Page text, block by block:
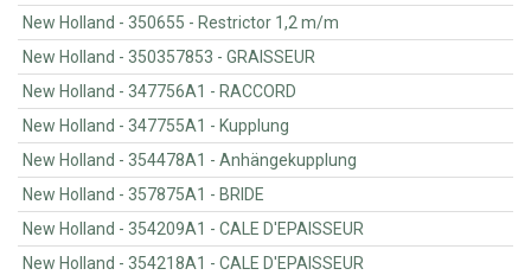
New Holland - 350655 - Restrictor 1,2 m/m
New Holland - 350357853 - GRAISSEUR
New Holland - 347756A1 - RACCORD
New Holland - 347755A1 - Kupplung
New Holland - 354478A1 - Anhängekupplung
New Holland - 357875A1 - BRIDE
New Holland - 354209A1 - CALE D'EPAISSEUR
New Holland - 354218A1 - CALE D'EPAISSEUR